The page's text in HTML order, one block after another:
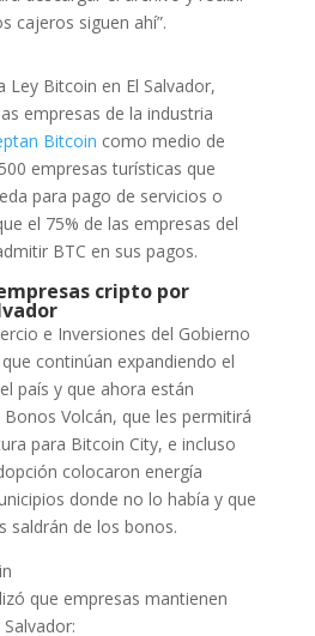
cajeros siguen ahí”.
Ley Bitcoin en El Salvador,
empresas de la industria
Bitcoin como medio de
empresas turísticas que
para pago de servicios o
el 75% de las empresas del
BTC en sus pagos.
cripto por
e Inversiones del Gobierno
continúan expandiendo el
país y que ahora están
Volcán, que les permitirá
para Bitcoin City, e incluso
colocaron energía
donde no lo había y que
saldrán de los bonos.
que empresas mantienen